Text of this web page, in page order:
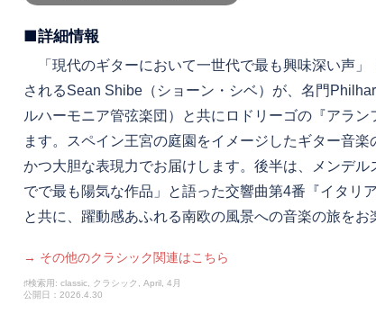
■詳細情報
「現代のギターにおいて一世代で最も興味深い声」
されるSean Shibe（ショーン・シベ）が、名門
ルハーモニア管弦楽団）と共にロドリーゴの『アラン
ます。スペイン王宮の庭園をイメージしたギター音
かつ大胆な表現力でお届けします。後半は、メンデル
でで最も陽気な作品」と語った交響曲第4番『イタリ
と共に、躍動感あふれる南欧の風景への音楽の旅をお
→ その他のクラシック関連はこちら
♯検索用: classic, クラシック, April, 4月
公開日：2026.4.30